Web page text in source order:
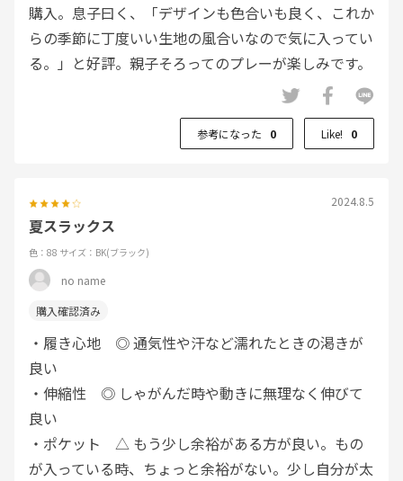
購入。息子曰く、「デザインも色合いも良く、これか
らの季節に丁度いい生地の風合いなので気に入ってい
る。」と好評。親子そろってのプレーが楽しみです。
参考になった 0 Like! 0
2024.8.5
夏スラックス
色：88 サイズ：BK(ブラック)
no name
・履き心地 ◎ 通気性や汗など濡れたときの渇きが
良い
・伸縮性 ◎ しゃがんだ時や動きに無理なく伸びて
良い
・ポケット △ もう少し余裕がある方が良い。もの
が入っている時、ちょっと余裕がない。少し自分が太